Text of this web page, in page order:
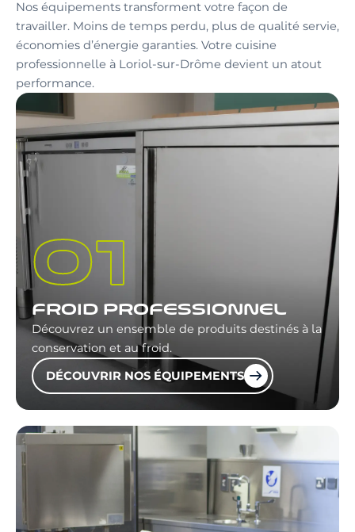
Nos équipements transforment votre façon de
travailler. Moins de temps perdu, plus de qualité servie,
économies d’énergie garanties. Votre cuisine
professionnelle à Loriol-sur-Drôme devient un atout
performance.
FROID PROFESSIONNEL
Découvrez un ensemble de produits destinés à la
conservation et au froid.
DÉCOUVRIR NOS ÉQUIPEMENTS